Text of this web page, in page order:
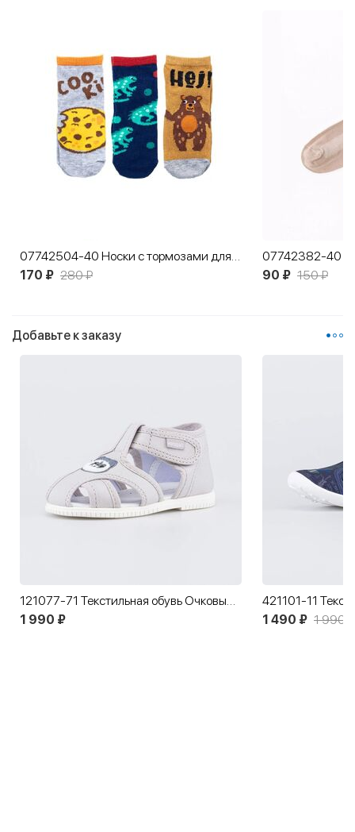
07742504-40 Носки с тормозами для мальчика в ассортименте (1 пара)
170 ₽ 280 ₽ 90 ₽ 150 ₽
Добавьте к заказу
121077-71 Текстильная обувь Очковый Мишка
1 990 ₽
1 490 ₽ 1 990 ₽